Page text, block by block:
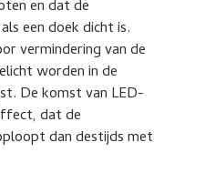
en dat de
een doek dicht is.
vermindering van de
worden in de
De komst van LED-
dat de
dan destijds met